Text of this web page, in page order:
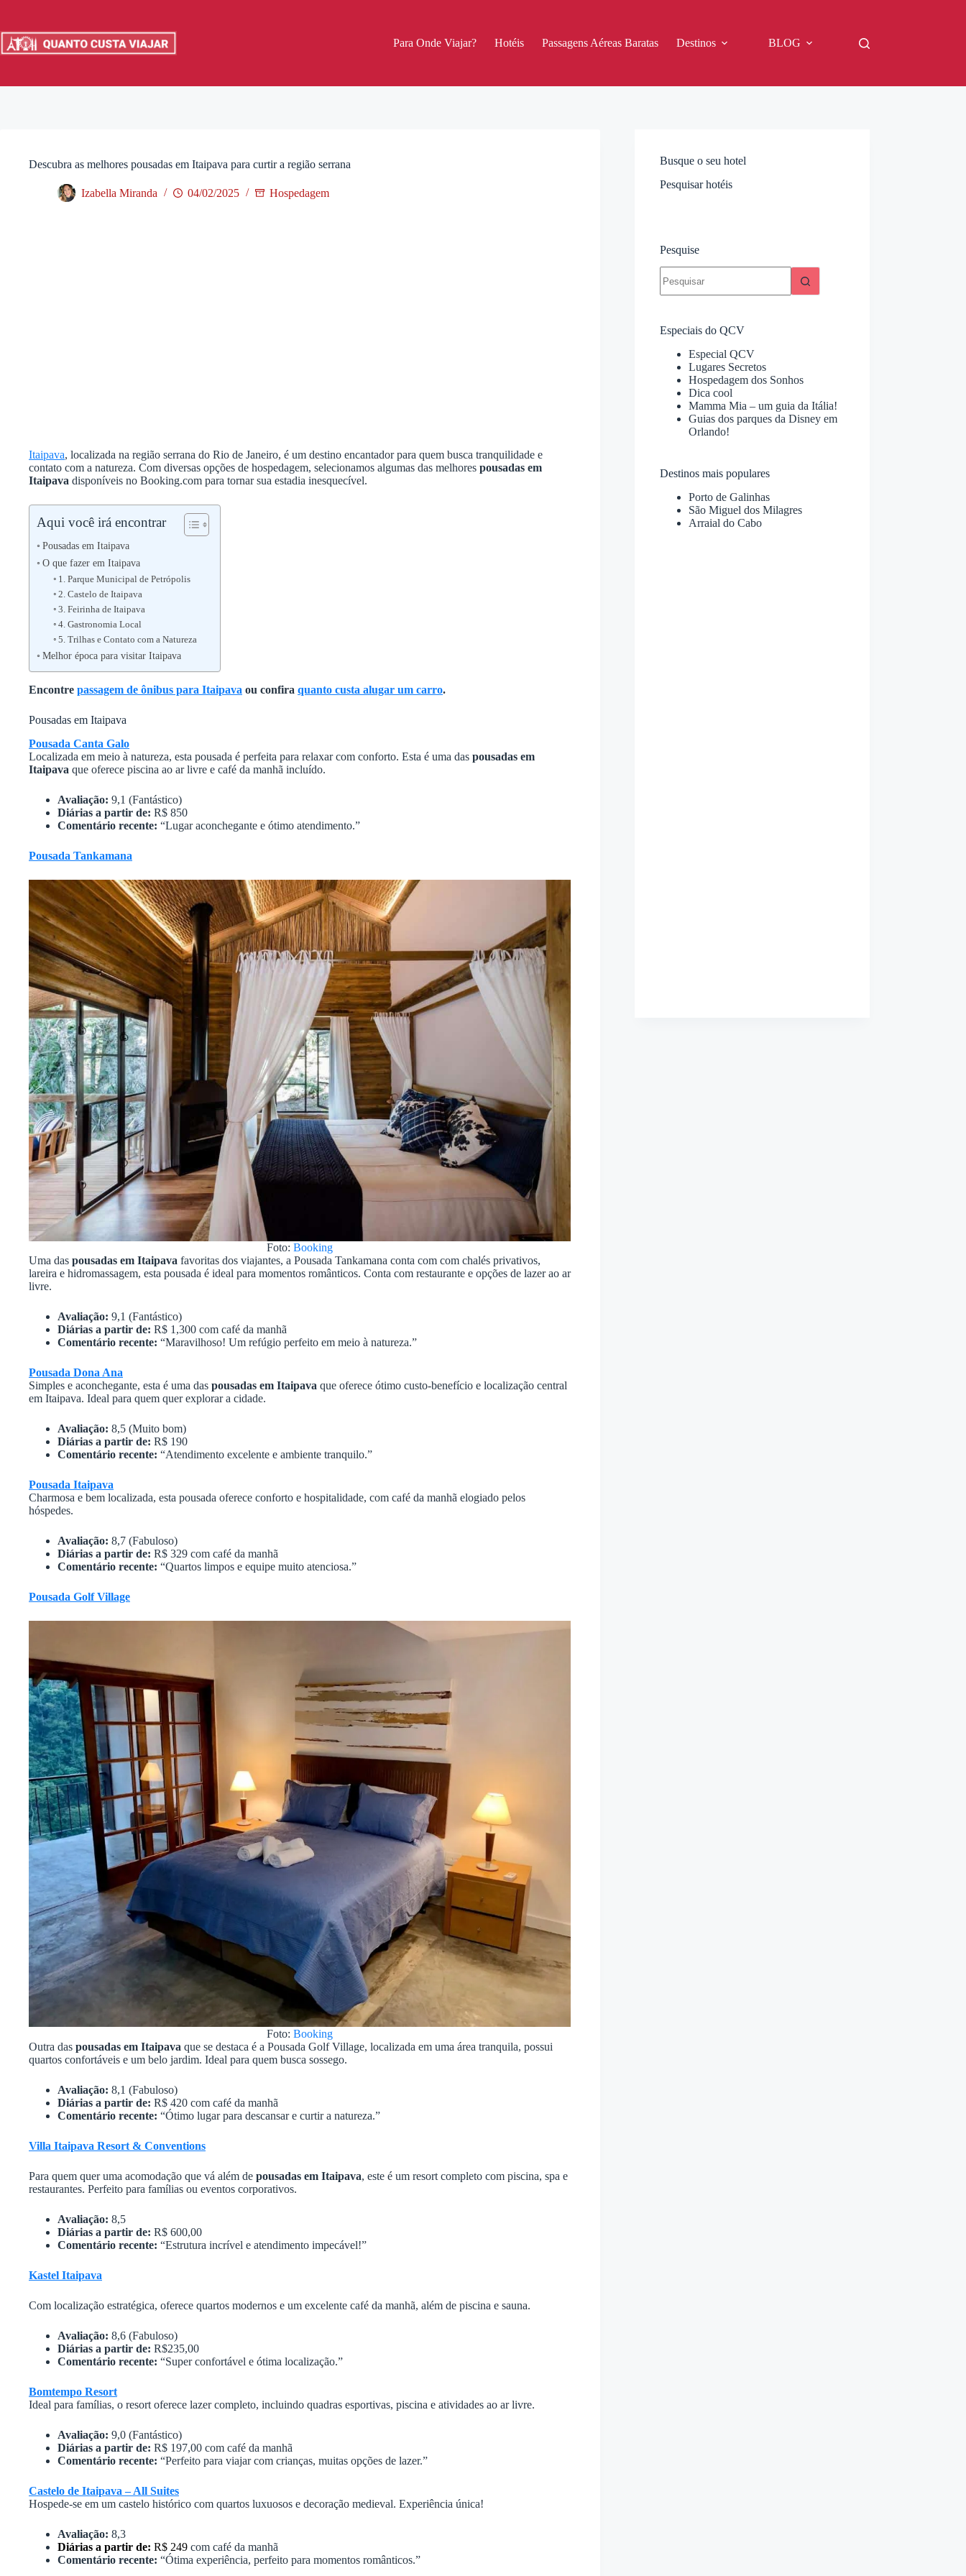
o
conteúdo
Para Onde Viajar? Hotéis Passagens Aéreas Baratas Destinos BLOG
Descubra as melhores pousadas em Itaipava para curtir a região serrana
Izabella Miranda 04/02/2025 Hospedagem
Itaipava, localizada na região serrana do Rio de Janeiro, é um destino encantador para quem busca tranquilidade e
contato com a natureza. Com diversas opções de hospedagem, selecionamos algumas das melhores pousadas em
Itaipava disponíveis no Booking.com para tornar sua estadia inesquecível.
Aqui você irá encontrar
Pousadas em Itaipava
O que fazer em Itaipava
1. Parque Municipal de Petrópolis
2. Castelo de Itaipava
3. Feirinha de Itaipava
4. Gastronomia Local
5. Trilhas e Contato com a Natureza
Melhor época para visitar Itaipava
Encontre passagem de ônibus para Itaipava ou confira quanto custa alugar um carro.
Pousadas em Itaipava
Pousada Canta Galo
Localizada em meio à natureza, esta pousada é perfeita para relaxar com conforto. Esta é uma das pousadas em
Itaipava que oferece piscina ao ar livre e café da manhã incluído.
Avaliação: 9,1 (Fantástico)
Diárias a partir de: R$ 850
Comentário recente: “Lugar aconchegante e ótimo atendimento.”
Pousada Tankamana
Foto:Booking
Uma das pousadas em Itaipava favoritas dos viajantes, a Pousada Tankamana conta com com chalés privativos,
lareira e hidromassagem, esta pousada é ideal para momentos românticos. Conta com restaurante e opções de lazer ao ar
livre.
Avaliação: 9,1 (Fantástico)
Diárias a partir de: R$ 1,300 com café da manhã
Comentário recente: “Maravilhoso! Um refúgio perfeito em meio à natureza.”
Pousada Dona Ana
Simples e aconchegante, esta é uma das pousadas em Itaipava que oferece ótimo custo-benefício e localização central
em Itaipava. Ideal para quem quer explorar a cidade.
Avaliação: 8,5 (Muito bom)
Diárias a partir de: R$ 190
Comentário recente: “Atendimento excelente e ambiente tranquilo.”
Pousada Itaipava
Charmosa e bem localizada, esta pousada oferece conforto e hospitalidade, com café da manhã elogiado pelos
hóspedes.
Avaliação: 8,7 (Fabuloso)
Diárias a partir de: R$ 329 com café da manhã
Comentário recente: “Quartos limpos e equipe muito atenciosa.”
Pousada Golf Village
Foto:Booking
Outra das pousadas em Itaipava que se destaca é a Pousada Golf Village, localizada em uma área tranquila, possui
quartos confortáveis e um belo jardim. Ideal para quem busca sossego.
Avaliação: 8,1 (Fabuloso)
Diárias a partir de: R$ 420 com café da manhã
Comentário recente: “Ótimo lugar para descansar e curtir a natureza.”
Villa Itaipava Resort & Conventions
Para quem quer uma acomodação que vá além de pousadas em Itaipava, este é um resort completo com piscina, spa e
restaurantes. Perfeito para famílias ou eventos corporativos.
Avaliação: 8,5
Diárias a partir de: R$ 600,00
Comentário recente: “Estrutura incrível e atendimento impecável!”
Kastel Itaipava
Com localização estratégica, oferece quartos modernos e um excelente café da manhã, além de piscina e sauna.
Avaliação: 8,6 (Fabuloso)
Diárias a partir de: R$235,00
Comentário recente: “Super confortável e ótima localização.”
Bomtempo Resort
Ideal para famílias, o resort oferece lazer completo, incluindo quadras esportivas, piscina e atividades ao ar livre.
Avaliação: 9,0 (Fantástico)
Diárias a partir de: R$ 197,00 com café da manhã
Comentário recente: “Perfeito para viajar com crianças, muitas opções de lazer.”
Castelo de Itaipava – All Suites
Hospede-se em um castelo histórico com quartos luxuosos e decoração medieval. Experiência única!
Avaliação: 8,3
Diárias a partir de: R$ 249 com café da manhã
Comentário recente: “Ótima experiência, perfeito para momentos românticos.”
Busque o seu hotel
Pesquisar hotéis
Pesquise
resultados
Especiais do QCV
Especial QCV
Lugares Secretos
Hospedagem dos Sonhos
Dica cool
Mamma Mia – um guia da Itália!
Guias dos parques da Disney em
Orlando!
Destinos mais populares
Porto de Galinhas
São Miguel dos Milagres
Arraial do Cabo